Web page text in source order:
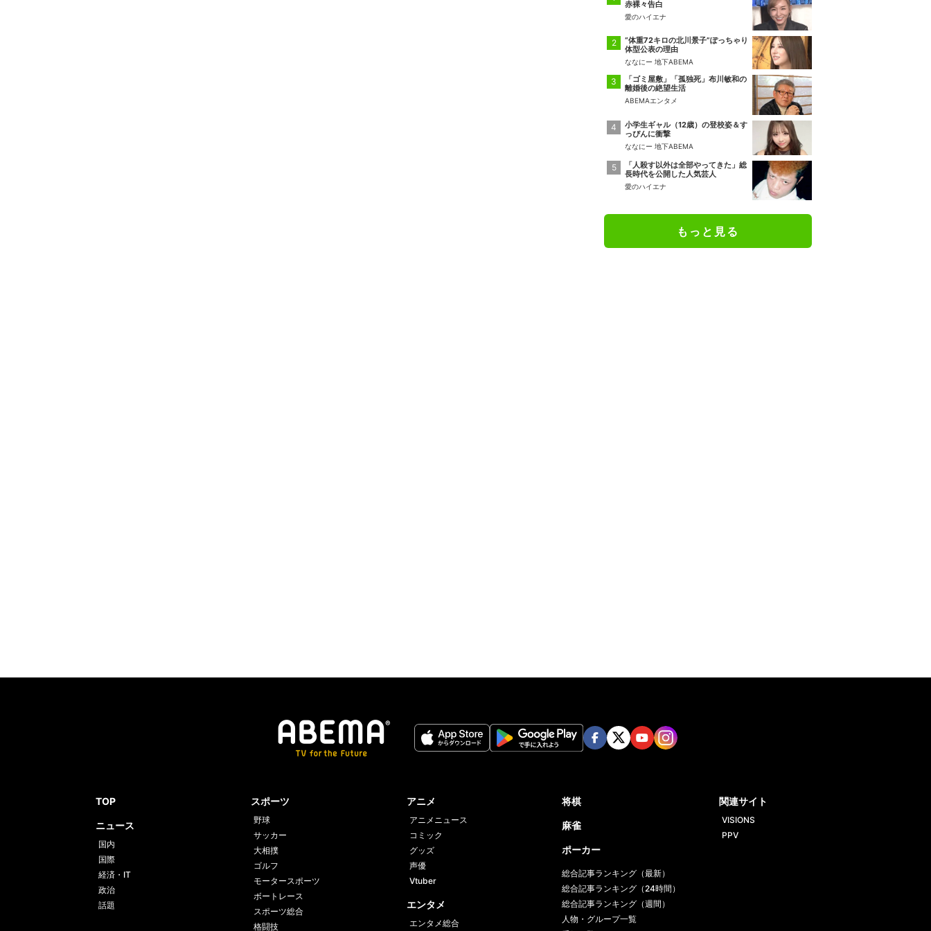
赤裸々告白
愛のハイエナ
“体重72キロの北川景子”ぽっちゃり
体型公表の理由
ななにー 地下ABEMA
「ゴミ屋敷」「孤独死」布川敏和の
離婚後の絶望生活
ABEMAエンタメ
小学生ギャル（12歳）の登校姿＆す
っぴんに衝撃
ななにー 地下ABEMA
「人殺す以外は全部やってきた」総
長時代を公開した人気芸人
愛のハイエナ
もっと見る
TOP
ニュース
国内
国際
経済・IT
政治
話題
スポーツ
野球
サッカー
大相撲
ゴルフ
モータースポーツ
ボートレース
スポーツ総合
格闘技
アニメ
アニメニュース
コミック
グッズ
声優
Vtuber
エンタメ
エンタメ総合
将棋
麻雀
ポーカー
総合記事ランキング（最新）
総合記事ランキング（24時間）
総合記事ランキング（週間）
人物・グループ一覧
関連サイト
VISIONS
PPV